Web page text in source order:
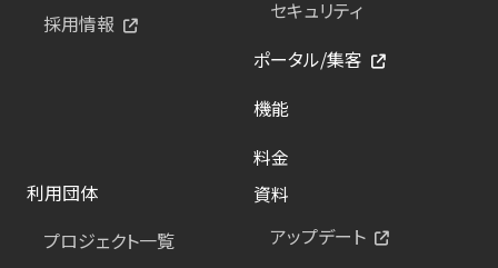
採用情報
セキュリティ
ポータル/集客
機能
料金
利用団体
プロジェクト一覧
資料
アップデート